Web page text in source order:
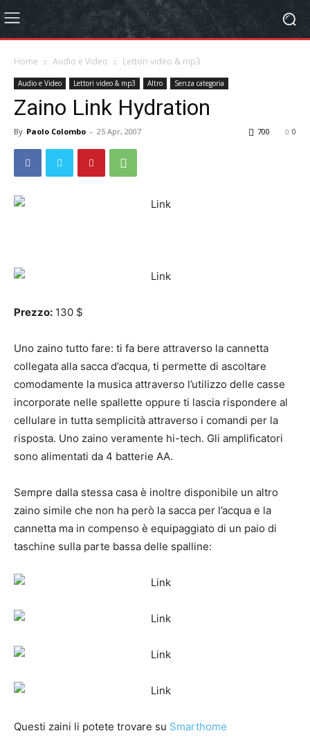
Home Audio e Video Lettori video & mp3
Audio e Video Lettori video & mp3 Altro Senza categoria
Zaino Link Hydration
By Paolo Colombo - 25 Apr, 2007 0
700
Prezzo: 130 $
Uno zaino tutto fare: ti fa bere attraverso la cannetta
collegata alla sacca d’acqua, ti permette di ascoltare
comodamente la musica attraverso l’utilizzo delle casse
incorporate nelle spallette oppure ti lascia rispondere al
cellulare in tutta semplicità attraverso i comandi per la
risposta. Uno zaino veramente hi-tech. Gli amplificatori
sono alimentati da 4 batterie AA.
Sempre dalla stessa casa è inoltre disponibile un altro
zaino simile che non ha però la sacca per l’acqua e la
cannetta ma in compenso è equipaggiato di un paio di
taschine sulla parte bassa delle spalline:
Questi zaini li potete trovare su Smarthome